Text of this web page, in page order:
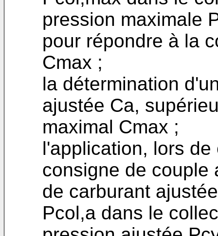
pression maximale
pour répondre à la
Cmax ;
la détermination
ajustée Ca,
maximal Cmax ;
l'application, lors
consigne de couple
de carburant
Pcol,a dans le